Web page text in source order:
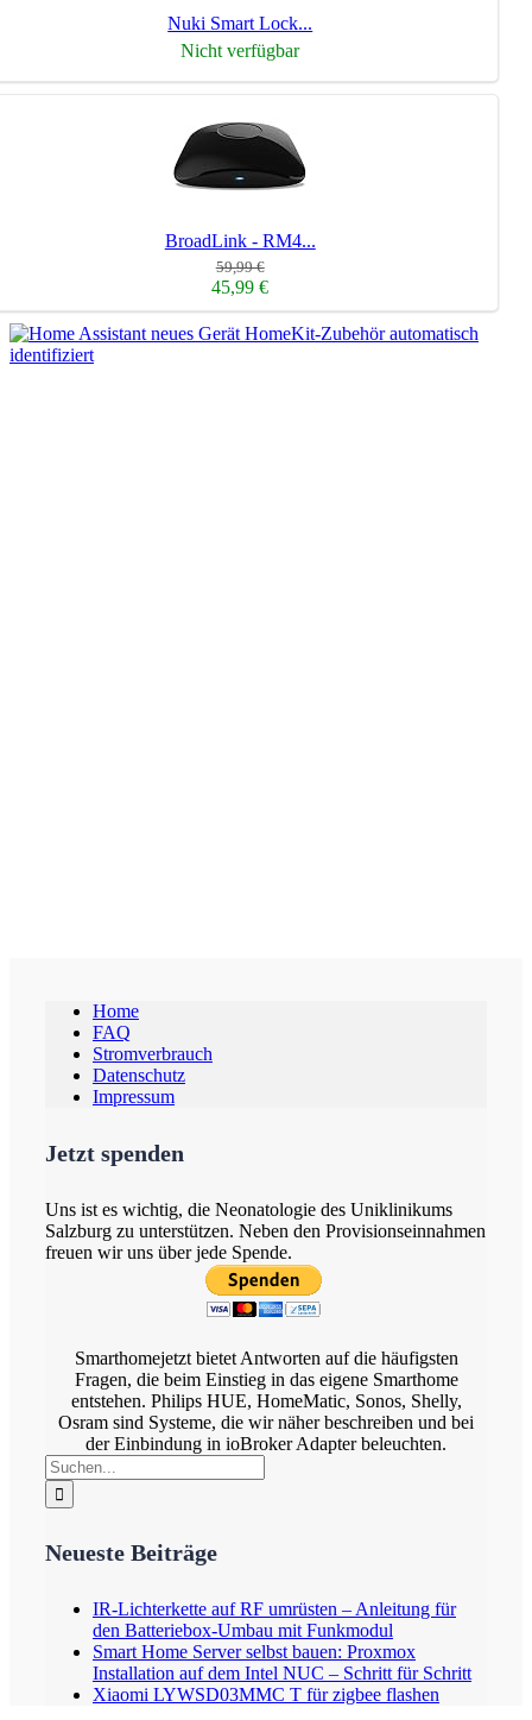
Nuki Smart Lock...
Nicht verfügbar
BroadLink - RM4...
59,99 €
45,99 €
Home
FAQ
Stromverbrauch
Datenschutz
Impressum
Jetzt spenden
Uns ist es wichtig, die Neonatologie des Uniklinikums
Salzburg zu unterstützen. Neben den Provisionseinnahmen
freuen wir uns über jede Spende.
Smarthomejetzt bietet Antworten auf die häufigsten
Fragen, die beim Einstieg in das eigene Smarthome
entstehen. Philips HUE, HomeMatic, Sonos, Shelly,
Osram sind Systeme, die wir näher beschreiben und bei
der Einbindung in ioBroker Adapter beleuchten.
Suche
nach:
Neueste Beiträge
IR-Lichterkette auf RF umrüsten – Anleitung für
den Batteriebox-Umbau mit Funkmodul
Smart Home Server selbst bauen: Proxmox
Installation auf dem Intel NUC – Schritt für Schritt
Xiaomi LYWSD03MMC T für zigbee flashen